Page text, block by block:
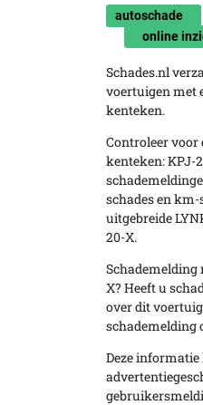
autoschade
online
Schades.nl
voertuigen met
kenteken.
Controleer voor
kenteken: KPJ-
schades en
uitgebreide
20-X.
Schademelding
X? Heeft u
over dit
schademelding
Deze